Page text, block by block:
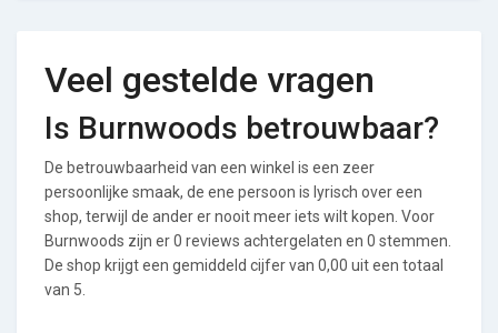
Veel gestelde vragen
Is Burnwoods betrouwbaar?
De betrouwbaarheid van een winkel is een zeer
persoonlijke smaak, de ene persoon is lyrisch over een
shop, terwijl de ander er nooit meer iets wilt kopen. Voor
Burnwoods zijn er 0 reviews achtergelaten en 0 stemmen.
De shop krijgt een gemiddeld cijfer van 0,00 uit een totaal
van 5.